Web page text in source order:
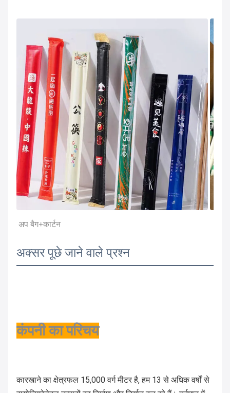
अप बैग+कार्टन
अक्सर पूछे जाने वाले प्रश्न
कंपनी का परिचय
कारखाने का क्षेत्रफल 15,000 वर्ग मीटर है, हम 13 से अधिक वर्षों से